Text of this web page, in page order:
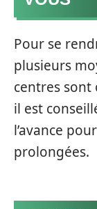
Pour se
plusieurs
centres sont
il est
l’avance
prolongées.